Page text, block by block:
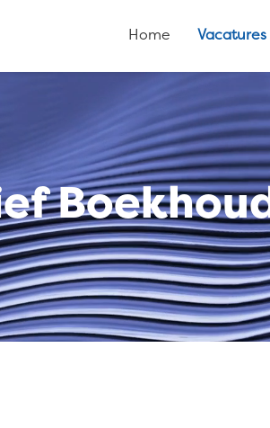
Home Vacatures